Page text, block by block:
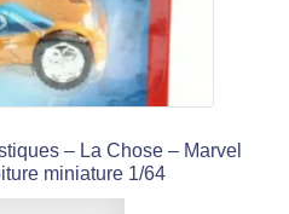
– La Chose – Marvel
miniature 1/64